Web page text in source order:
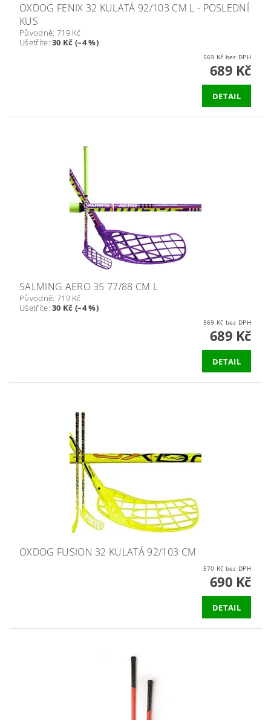
OXDOG FENIX 32 KULATÁ 92/103 CM L - POSLEDNÍ
KUS
Původně: 719 Kč
Ušetříte:30 Kč (–4 %)
569 Kč bez DPH
689 Kč
DETAIL
SALMING AERO 35 77/88 CM L
Původně: 719 Kč
Ušetříte:30 Kč (–4 %)
569 Kč bez DPH
689 Kč
DETAIL
OXDOG FUSION 32 KULATÁ 92/103 CM
570 Kč bez DPH
690 Kč
DETAIL